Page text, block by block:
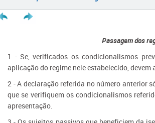
Passagem dos
1 - Se, verificados os condicionalismos
aplicação do regime nele estabelecido,
2 - A declaração referida no número anterior
que se verifiquem os condicionalismos
apresentação.